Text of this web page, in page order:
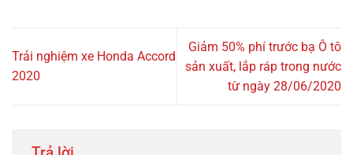
Trải nghiệm xe Honda Accord
2020
Giảm 50% phí trước bạ Ô tô
sản xuất, lắp ráp trong nước
từ ngày 28/06/2020